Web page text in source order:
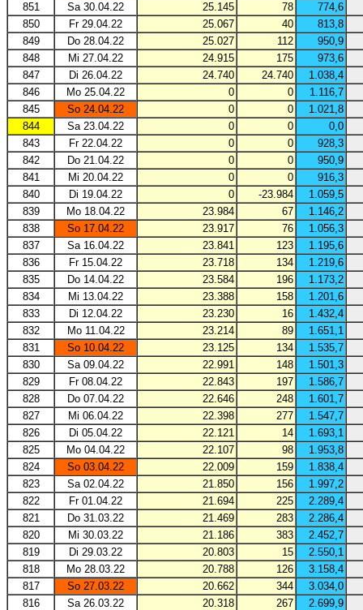
851
Sa 30.04.22 25.145 78
774,6
850
Fr 29.04.22 25.067 40
813,8
849
Do 28.04.22 25.027 112
950,9
848
Mi 27.04.22 24.915 175
973,6
847
Di 26.04.22 24.740 24.740
1.038,4
846
Mo 25.04.22 0 0
1.116,7
845
So 24.04.22 0 0
1.021,8
844
Sa 23.04.22 0 0
0,0
843
Fr 22.04.22 0 0
928,3
842
Do 21.04.22 0 0
950,9
841
Mi 20.04.22 0 0
916,3
840
Di 19.04.22 0 -23.984
1.059,5
839
Mo 18.04.22 23.984 67
1.146,2
838
So 17.04.22 23.917 76
1.056,3
837
Sa 16.04.22 23.841 123
1.195,6
836
Fr 15.04.22 23.718 134
1.219,6
835
Do 14.04.22 23.584 196
1.173,2
834
Mi 13.04.22 23.388 158
1.201,6
833
Di 12.04.22 23.230 16
1.432,4
832
Mo 11.04.22 23.214 89
1.651,1
831
So 10.04.22 23.125 134
1.535,7
830
Sa 09.04.22 22.991 148
1.501,3
829
Fr 08.04.22 22.843 197
1.586,7
828
Do 07.04.22 22.646 248
1.601,7
827
Mi 06.04.22 22.398 277
1.547,7
826
Di 05.04.22 22.121 14
1.693,1
825
Mo 04.04.22 22.107 98
1.953,8
824
So 03.04.22 22.009 159
1.838,4
823
Sa 02.04.22 21.850 156
1.997,2
822
Fr 01.04.22 21.694 225
2.289,4
821
Do 31.03.22 21.469 283
2.286,4
820
Mi 30.03.22 21.186 383
2.452,7
819
Di 29.03.22 20.803 15
2.550,1
818
Mo 28.03.22 20.788 126
3.158,4
817
So 27.03.22 20.662 344
3.034,0
816
Sa 26.03.22 20.318 267 2.699,9